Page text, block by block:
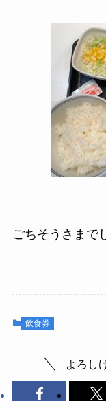
ごちそうさまで
飲食券
よろし